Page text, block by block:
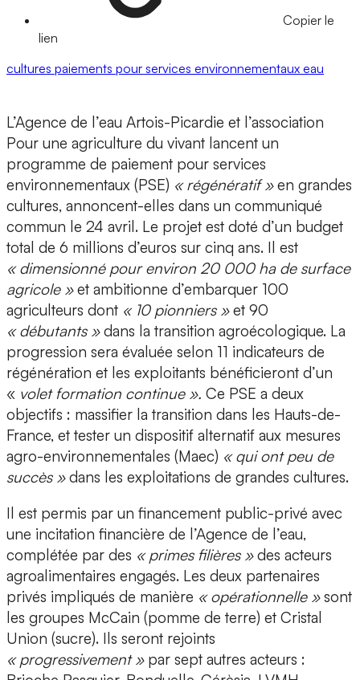
Copier le
lien
cultures paiements pour services environnementaux eau
L’Agence de l’eau Artois-Picardie et l’association
Pour une agriculture du vivant lancent un
programme de paiement pour services
environnementaux (PSE) « régénératif »en grandes
cultures, annoncent-elles dans un communiqué
commun le 24 avril. Le projet est doté d’un budget
total de 6 millions d’euros sur cinq ans. Il est
« dimensionné pour environ 20 000 ha de surface
agricole »et ambitionne d’embarquer 100
agriculteurs dont « 10 pionniers »et 90
« débutants »dans la transition agroécologique. La
progression sera évaluée selon 11 indicateurs de
régénération et les exploitants bénéficieront d’un
« volet formation continue ». Ce PSE a deux
objectifs : massifier la transition dans les Hauts-de-
France, et tester un dispositif alternatif aux mesures
agro-environnementales (Maec) « qui ont peu de
succès »dans les exploitations de grandes cultures.
Il est permis par un financement public-privé avec
une incitation financière de l’Agence de l’eau,
complétée par des « primes filières »des acteurs
agroalimentaires engagés. Les deux partenaires
privés impliqués de manière « opérationnelle »sont
les groupes McCain (pomme de terre) et Cristal
Union (sucre). Ils seront rejoints
« progressivement »par sept autres acteurs :